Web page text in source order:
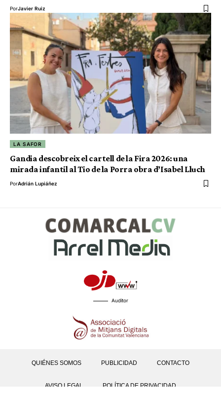
PorJavier Ruiz
LA SAFOR
Gandia descobreix el cartell de la Fira 2026: una
mirada infantil al Tio de la Porra obra d’Isabel Lluch
PorAdrián Lupiáñez
Auditor
QUIÉNES SOMOS PUBLICIDAD CONTACTO
AVISO LEGAL POLÍTICA DE PRIVACIDAD